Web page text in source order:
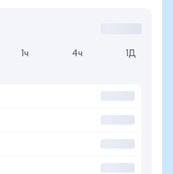
1ч 4ч 1Д